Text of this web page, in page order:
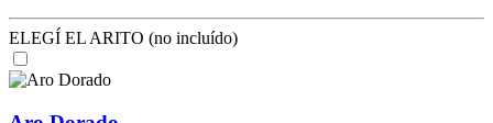
ELEGÍ EL ARITO (no incluído)